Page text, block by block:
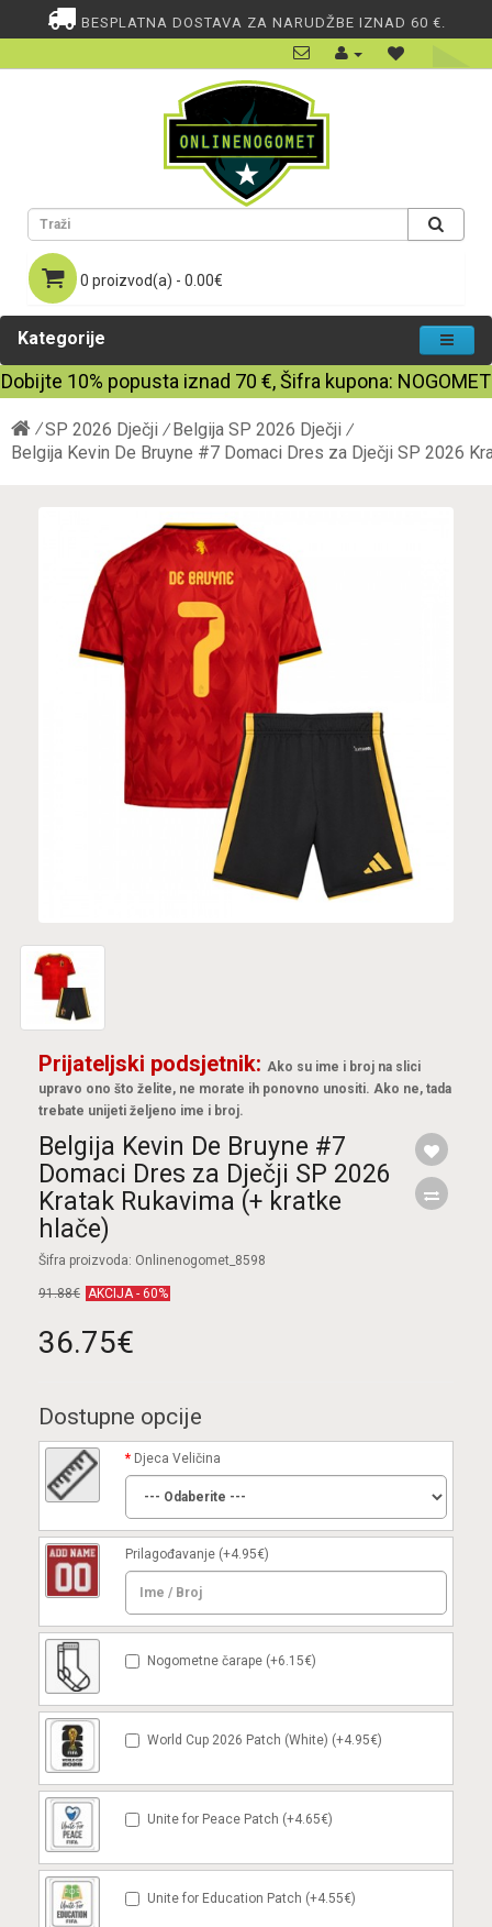
BESPLATNA DOSTAVA ZA NARUDŽBE IZNAD 60 €.
0 proizvod(a) - 0.00€
Kategorije
Dobijte 10% popusta iznad 70 €, Šifra kupona: NOGOMET
SP 2026 Dječji
Belgija SP 2026 Dječji
Belgija Kevin De Bruyne #7 Domaci Dres za Dječji SP 2026
Prijateljski podsjetnik: Ako su ime i broj na slici
upravo ono što želite, ne morate ih ponovno unositi. Ako ne, tada
trebate unijeti željeno ime i broj.
Belgija Kevin De Bruyne #7
Domaci Dres za Dječji SP 2026
Kratak Rukavima (+ kratke
hlače)
Šifra proizvoda: Onlinenogomet_8598
91.88€ AKCIJA - 60%
36.75€
Dostupne opcije
Djeca Veličina
Prilagođavanje (+4.95€)
Nogometne čarape (+6.15€)
World Cup 2026 Patch (White) (+4.95€)
Unite for Peace Patch (+4.65€)
Unite for Education Patch (+4.55€)